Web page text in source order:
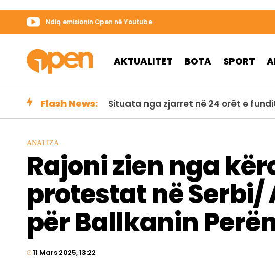
Ndiq emisionin Open në Youtube
AKTUALITET BOTA SPORT
Flash News: Helikopteri zjarrfikës rrëzohet gjatë
ANALIZA
Rajoni zien nga
protestat në
për Ballkanin
11 Mars 2025, 13:22